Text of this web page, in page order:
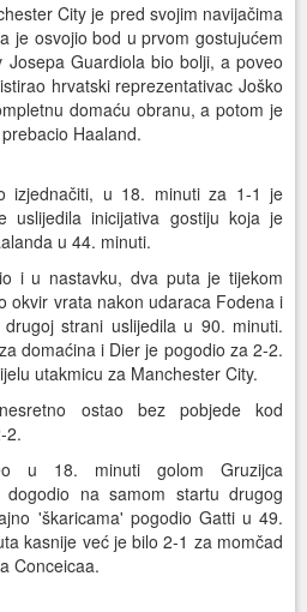
City je pred svojim navijačima
je osvojio bod u prvom gostujućem
Guardiola bio bolji, a poveo
hrvatski reprezentativac Joško
domaću obranu, a potom je
Haaland.
izjednačiti, u 18. minuti za 1-1 je
uslijedila inicijativa gostiju koja je
u 44. minuti.
i u nastavku, dva puta je tijekom
okvir vrata nakon udaraca Fodena i
strani uslijedila u 90. minuti.
domaćina i Dier je pogodio za 2-2.
utakmicu za Manchester City.
ostao bez pobjede kod
2.
u 18. minuti golom Gruzijca
dogodio na samom startu drugog
'škaricama' pogodio Gatti u 49.
kasnije već je bilo 2-1 za momčad
Conceicaa.